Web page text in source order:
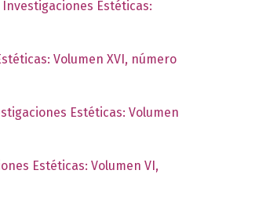
Estéticas:
Volumen XVI, número
Estéticas: Volumen
Estéticas: Volumen VI,